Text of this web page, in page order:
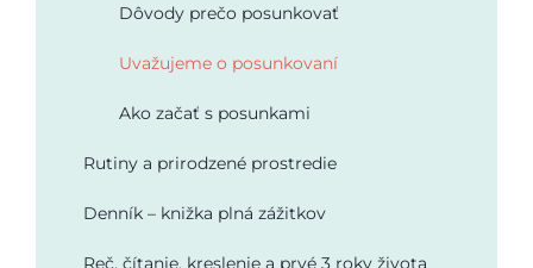
Dôvody prečo posunkovať
Uvažujeme o posunkovaní
Ako začať s posunkami
Rutiny a prirodzené prostredie
Denník – knižka plná zážitkov
Reč, čítanie, kreslenie a prvé 3 roky života